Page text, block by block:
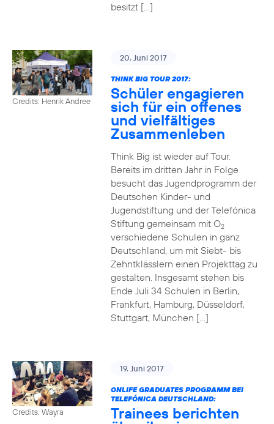
besitzt […]
Credits: Henrik Andree
20. Juni 2017
THINK BIG TOUR 2017:
Schüler engagieren
sich für ein offenes
und vielfältiges
Zusammenleben
Think Big ist wieder auf Tour.
Bereits im dritten Jahr in Folge
besucht das Jugendprogramm der
Deutschen Kinder- und
Jugendstiftung und der Telefónica
Stiftung gemeinsam mit O2
verschiedene Schulen in ganz
Deutschland, um mit Siebt- bis
Zehntklässlern einen Projekttag zu
gestalten. Insgesamt stehen bis
Ende Juli 34 Schulen in Berlin,
Frankfurt, Hamburg, Düsseldorf,
Stuttgart, München […]
Credits: Wayra
19. Juni 2017
ONLIFE GRADUATES PROGRAMM BEI
TELEFÓNICA DEUTSCHLAND:
Trainees berichten